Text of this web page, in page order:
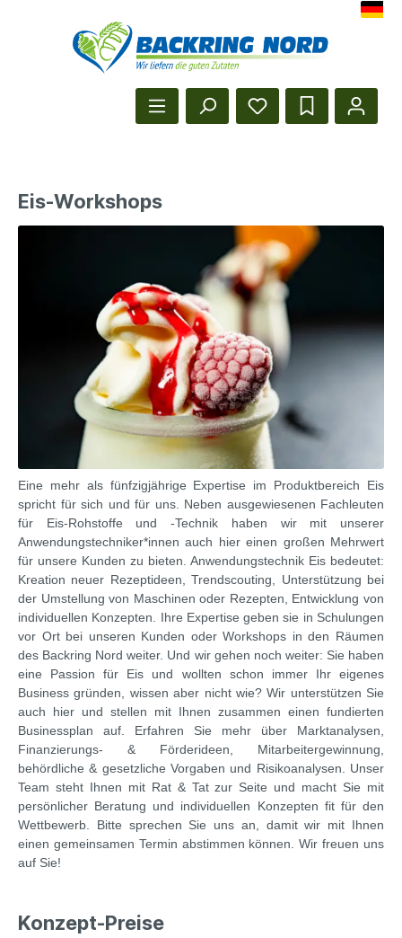
Herzlich Willkommen beim
Eis-Workshops
Eine mehr als fünfzigjährige Expertise im Produktbereich Eis
spricht für sich und für uns. Neben ausgewiesenen Fachleuten
für Eis-Rohstoffe und -Technik haben wir mit unserer
Anwendungstechniker*innen auch hier einen großen Mehrwert
für unsere Kunden zu bieten. Anwendungstechnik Eis bedeutet:
Kreation neuer Rezeptideen, Trendscouting, Unterstützung bei
der Umstellung von Maschinen oder Rezepten, Entwicklung von
individuellen Konzepten. Ihre Expertise geben sie in Schulungen
vor Ort bei unseren Kunden oder Workshops in den Räumen
des Backring Nord weiter. Und wir gehen noch weiter: Sie haben
eine Passion für Eis und wollten schon immer Ihr eigenes
Business gründen, wissen aber nicht wie? Wir unterstützen Sie
auch hier und stellen mit Ihnen zusammen einen fundierten
Businessplan auf. Erfahren Sie mehr über Marktanalysen,
Finanzierungs- & Förderideen, Mitarbeitergewinnung,
behördliche & gesetzliche Vorgaben und Risikoanalysen. Unser
Team steht Ihnen mit Rat & Tat zur Seite und macht Sie mit
persönlicher Beratung und individuellen Konzepten fit für den
Wettbewerb. Bitte sprechen Sie uns an, damit wir mit Ihnen
einen gemeinsamen Termin abstimmen können. Wir freuen uns
auf Sie!
Konzept-Preise